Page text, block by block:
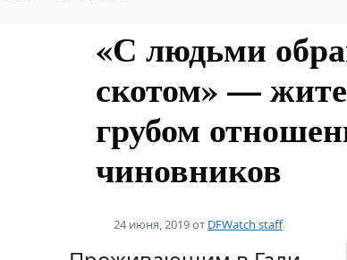
«С людьми
скотом» —
грубом
чиновников
24 июня, 2019от DFWatch staff